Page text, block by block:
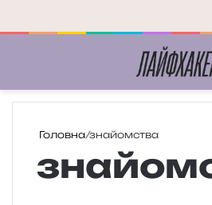
Головна/знайомства